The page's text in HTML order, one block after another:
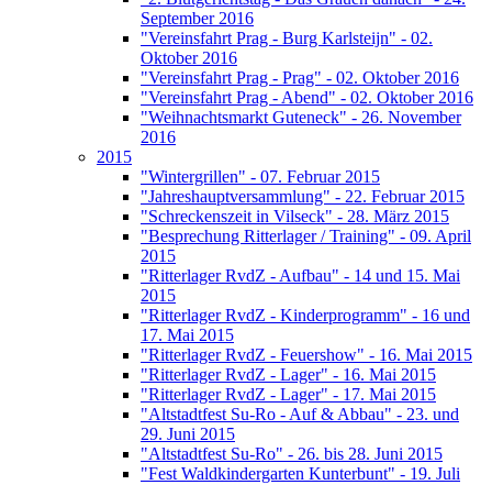
September 2016
"Vereinsfahrt Prag - Burg Karlsteijn" - 02.
Oktober 2016
"Vereinsfahrt Prag - Prag" - 02. Oktober 2016
"Vereinsfahrt Prag - Abend" - 02. Oktober 2016
"Weihnachtsmarkt Guteneck" - 26. November
2016
2015
"Wintergrillen" - 07. Februar 2015
"Jahreshauptversammlung" - 22. Februar 2015
"Schreckenszeit in Vilseck" - 28. März 2015
"Besprechung Ritterlager / Training" - 09. April
2015
"Ritterlager RvdZ - Aufbau" - 14 und 15. Mai
2015
"Ritterlager RvdZ - Kinderprogramm" - 16 und
17. Mai 2015
"Ritterlager RvdZ - Feuershow" - 16. Mai 2015
"Ritterlager RvdZ - Lager" - 16. Mai 2015
"Ritterlager RvdZ - Lager" - 17. Mai 2015
"Altstadtfest Su-Ro - Auf & Abbau" - 23. und
29. Juni 2015
"Altstadtfest Su-Ro" - 26. bis 28. Juni 2015
"Fest Waldkindergarten Kunterbunt" - 19. Juli